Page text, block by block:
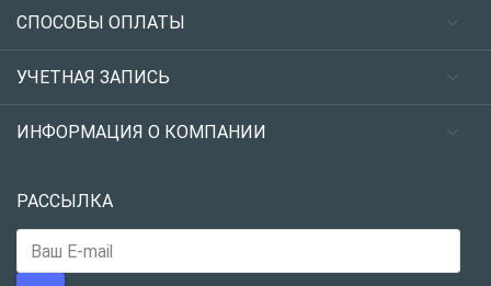
СПОСОБЫ ОПЛАТЫ
УЧЕТНАЯ ЗАПИСЬ
ИНФОРМАЦИЯ О КОМПАНИИ
РАССЫЛКА